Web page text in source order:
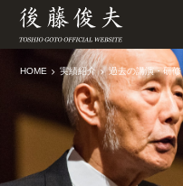
HOME 実績紹介 過去の講演・研修